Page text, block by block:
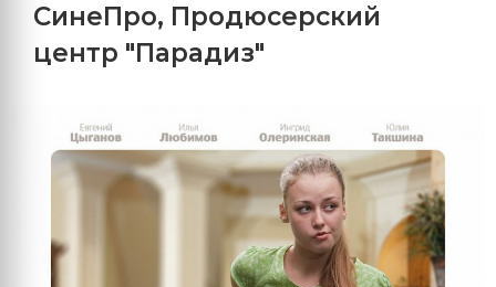
СинеПро, Продюсерский
центр "Парадиз"